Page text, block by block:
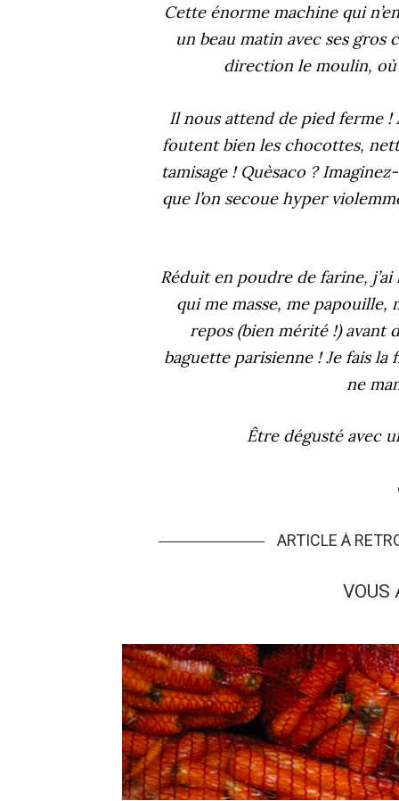
Cette énorme machine qui
un beau matin avec ses gros
direction le moulin,
Il nous attend de pied ferme
foutent bien les chocottes,
tamisage ! Quèsaco ?
que l’on secoue hyper
Réduit en poudre de farine,
qui me masse, me
repos (bien mérité !) avant
baguette parisienne ! Je fais
ne
Être dégusté avec
ARTICLE À
VOUS